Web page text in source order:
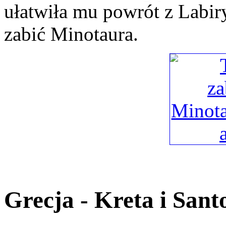
ułatwiła mu powrót z
zabić Minotaura.
Grecja - Kreta i